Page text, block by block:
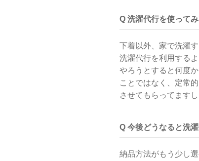
Q 洗濯代行を使って
下着以外、家で洗濯
洗濯代行を利用する
やろうとすると何度
ことではなく、定常
させてもらってます
Q 今後どうなると洗
納品方法がもう少し